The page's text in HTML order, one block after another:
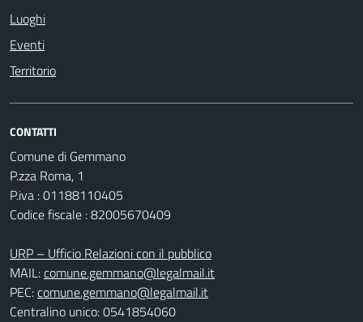
Luoghi
Eventi
Territorio
CONTATTI
Comune di Gemmano
P.zza Roma, 1
P.iva : 01188110405
Codice fiscale : 82005670409
URP – Ufficio Relazioni con il pubblico
MAIL:comune.gemmano@legalmail.it
PEC:comune.gemmano@legalmail.it
Centralino unico: 0541854060